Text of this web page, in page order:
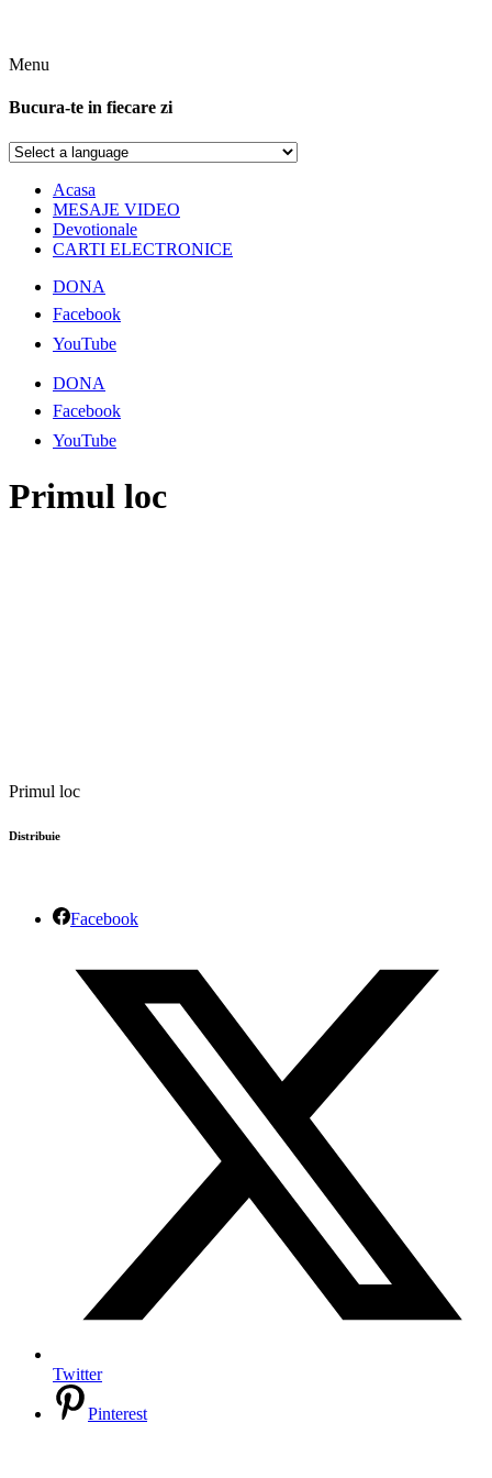
Menu
Bucura-te in fiecare zi
Acasa
MESAJE VIDEO
Devotionale
CARTI ELECTRONICE
DONA
Facebook
YouTube
DONA
Facebook
YouTube
Primul loc
Primul loc
Distribuie
Facebook
Twitter
Pinterest